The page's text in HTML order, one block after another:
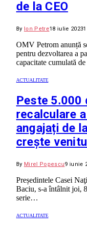
de la CEO
By Ion Petre18 iulie 20231
OMV Petrom anunță
pentru dezvoltarea a
capacitate cumulată
ACTUALITATE
Peste 5.000
recalculare
angajați de
crește
By Mirel Popescu9 iunie
Președintele Casei
Baciu, s-a întâlnit joi,
serie…
ACTUALITATE